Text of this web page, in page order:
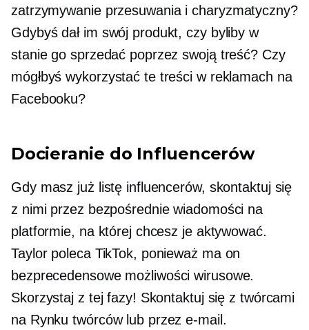
zatrzymywanie przesuwaniai charyzmatyczny?
Gdybyś dał im swój produkt, czy byliby w
stanie go sprzedać poprzez swoją treść? Czy
mógłbyś wykorzystać te treści w reklamach na
Facebooku?
Docieranie do Influencerów
Gdy masz już listę influencerów, skontaktuj się
z nimi przez bezpośrednie wiadomości na
platformie, na której chcesz je aktywować.
Taylor poleca TikTok, ponieważ ma on
bezprecedensowe możliwości wirusowe.
Skorzystaj z tej fazy! Skontaktuj się z twórcami
na Rynku twórców lub przez e-mail.